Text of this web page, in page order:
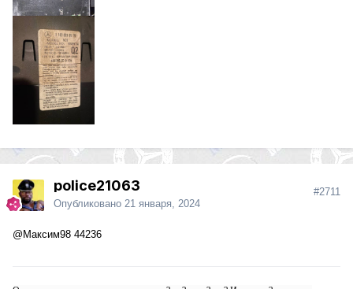
police21063
Опубликовано 21 января, 2024
#2711
@Максим98 44236